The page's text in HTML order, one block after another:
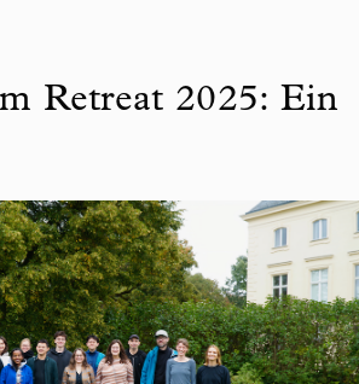
Retreat 2025: Ein